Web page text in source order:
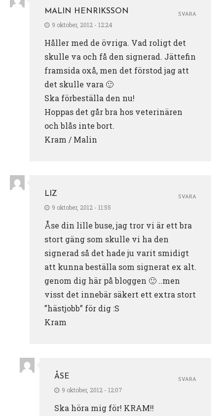
MALIN HENRIKSSON
9 oktober, 2012 - 12:24
Håller med de övriga. Vad roligt det
skulle va och få den signerad. Jättefin
framsida oxå, men det förstod jag att
det skulle vara 🙂
Ska förbeställa den nu!
Hoppas det går bra hos veterinären
och blås inte bort.
Kram / Malin
SVARA
LIZ
9 oktober, 2012 - 11:55
Åse din lille buse, jag tror vi är ett bra
stort gäng som skulle vi ha den
signerad så det hade ju varit smidigt
att kunna beställa som signerat ex alt.
genom dig här på bloggen 🙂 ..men
visst det innebär säkert ett extra stort
”hästjobb” för dig :S
Kram
SVARA
ÅSE
9 oktober, 2012 - 12:07
Ska höra mig för! KRAM!!
SVARA